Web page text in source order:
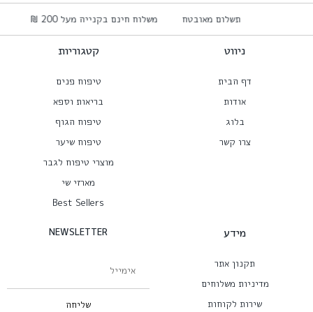
תשלום מאובטח משלוח חינם בקנייה מעל 200 ₪
ניווט
דף הבית
אודות
בלוג
צרו קשר
קטגוריות
טיפוח פנים
בריאות וספא
טיפוח הגוף
טיפוח שיער
מוצרי טיפוח לגבר
מארזי שי
Best Sellers
מידע
תקנון אתר
מדיניות משלוחים
שירות לקוחות
NEWSLETTER
שליחה